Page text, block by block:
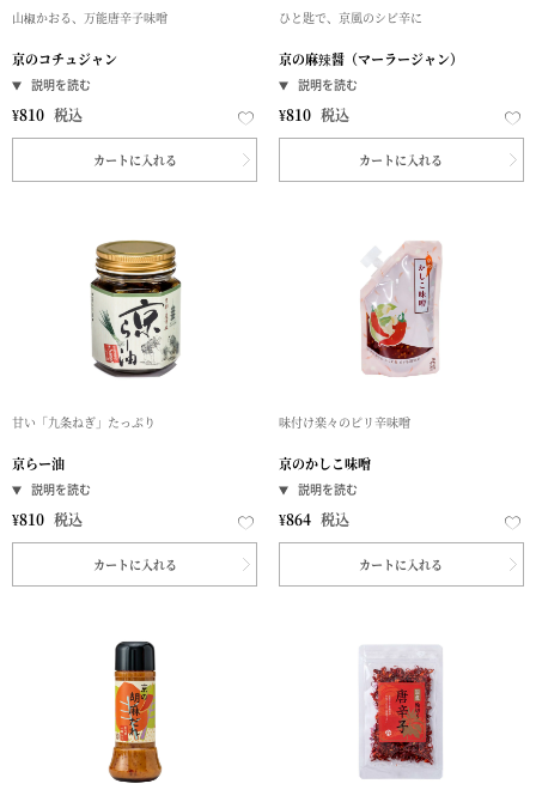
山椒かおる、万能唐辛子味噌
京のコチュジャン
¥810 税込
カートに入れる
ひと匙で、京風のシビ辛に
京の麻辣醤（マーラージャン）
¥810 税込
カートに入れる
甘い「九条ねぎ」たっぷり
京らー油
¥810 税込
カートに入れる
味付け楽々のピリ辛味噌
京のかしこ味噌
¥864 税込
カートに入れる